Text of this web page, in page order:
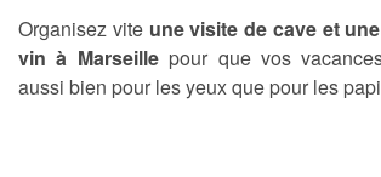
Organisez vite une visite de cave et
vin à Marseillepour que vos
aussi bien pour les yeux que pour les